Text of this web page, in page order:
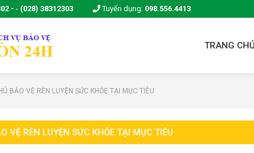
- - (028) 38312303 Tuyển dụng: 098.556.4413
TRANG CHỦ
BẢO VỆ RÈN LUYỆN SỨC KHỎE TẠI MỤC TIÊU
VỆ RÈN LUYỆN SỨC KHỎE TẠI MỤC TIÊU